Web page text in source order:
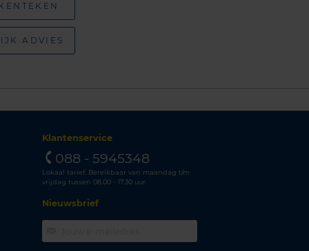
ADVIES
Klantenservice
088 - 5945348
Lokaal tarief. Bereikbaar van maandag t/m
vrijdag tussen 08.00 - 17.30 uur.
Nieuwsbrief